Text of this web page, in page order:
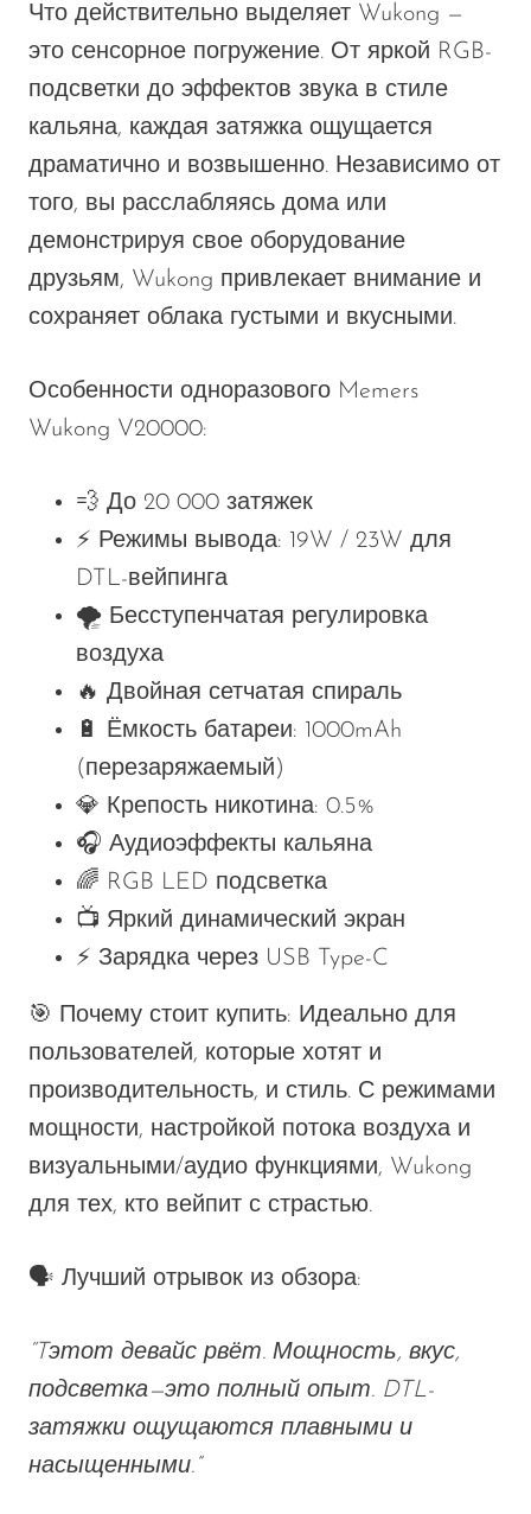
Что действительно выделяет Wukong —
это сенсорное погружение. От яркой RGB-
подсветки до эффектов звука в стиле
кальяна, каждая затяжка ощущается
драматично и возвышенно. Независимо от
того, вы расслабляясь дома или
демонстрируя свое оборудование
друзьям, Wukong привлекает внимание и
сохраняет облака густыми и вкусными.
Особенности одноразового Memers
Wukong V20000:
💨 До 20 000 затяжек
⚡ Режимы вывода: 19W / 23W для
DTL-вейпинга
🌪️ Бесступенчатая регулировка
воздуха
🔥 Двойная сетчатая спираль
🔋
Ёмкость батареи: 1000mAh
(перезаряжаемый)
💎 Крепость никотина: 0.5%
🎧 Аудиоэффекты кальяна
🌈 RGB LED подсветка
📺 Яркий динамический экран
⚡ Зарядка через USB Type-C
🎯 Почему стоит купить: Идеально для
пользователей, которые хотят и
производительность, и стиль. С режимами
мощности, настройкой потока воздуха и
визуальными/аудио функциями, Wukong
для тех, кто вейпит с страстью.
🗣️ Лучший отрывок из обзора:
“Tэтот девайс рвёт. Мощность, вкус,
подсветка—это полный опыт. DTL-
затяжки ощущаются плавными и
насыщенными.”